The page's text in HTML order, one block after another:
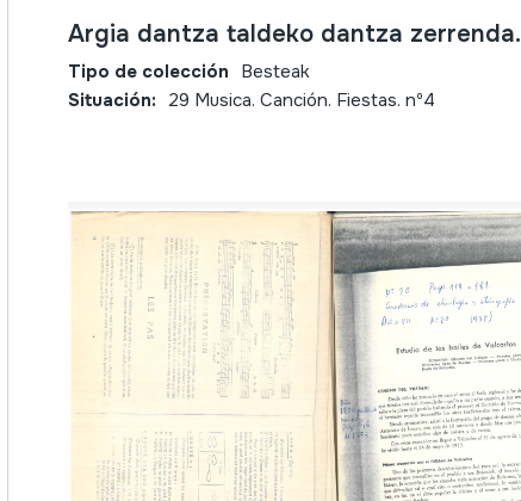
Argia dantza taldeko dantza zerrenda.
Tipo de colección Besteak
Situación: 29 Musica. Canción. Fiestas. nº4